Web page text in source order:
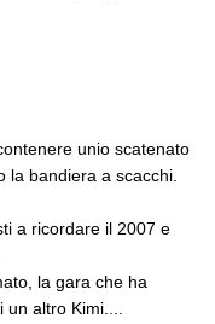
unio scatenato
la bandiera a scacchi.
a ricordare il 2007 e
la gara che ha
altro Kimi....